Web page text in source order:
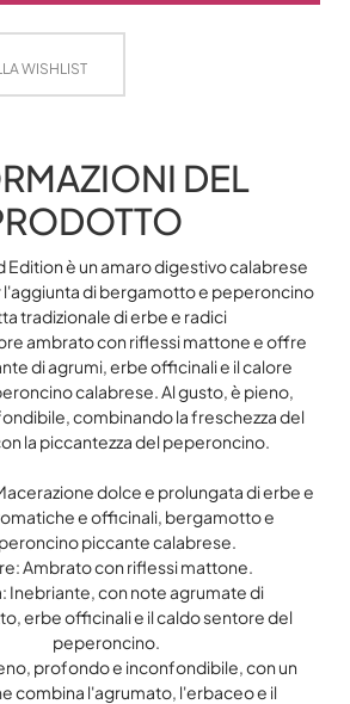
WISHLIST
DEL
Edition è un amaro digestivo calabrese
l'aggiunta di bergamotto e peperoncino
tradizionale di erbe e radici
ambrato con riflessi mattone e offre
di agrumi, erbe officinali e il calore
calabrese. Al gusto, è pieno,
combinando la freschezza del
la piccantezza del peperoncino.
dolce e prolungata di erbe e
e officinali, bergamotto e
piccante calabrese.
Ambrato con riflessi mattone.
Inebriante, con note agrumate di
erbe officinali e il caldo sentore del
peperoncino.
profondo e inconfondibile, con un
combina l'agrumato, l'erbaceo e il